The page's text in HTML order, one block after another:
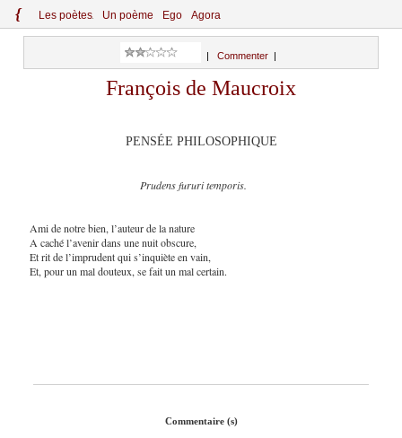
{ Les poètes Un poème Ego Agora
Commenter
François de Maucroix
PENSÉE PHILOSOPHIQUE
Prudens fururi temporis.
Ami de notre bien, l’auteur de la nature
A caché l’avenir dans une nuit obscure,
Et rit de l’imprudent qui s’inquiète en vain,
Et, pour un mal douteux, se fait un mal certain.
Commentaire (s)